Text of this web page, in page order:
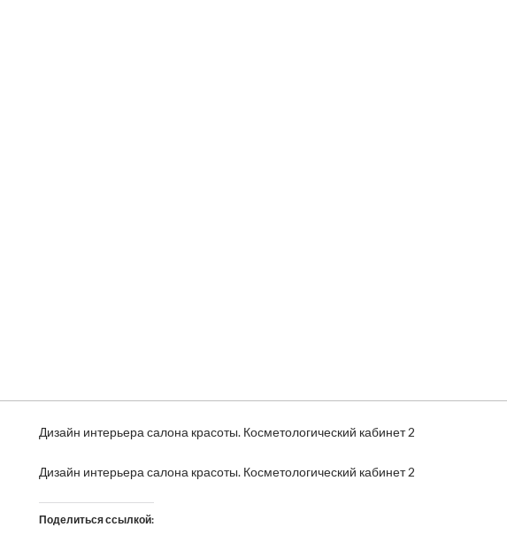
Дизайн интерьера салона красоты. Косметологический кабинет 2
Дизайн интерьера салона красоты. Косметологический кабинет 2
Поделиться ссылкой: